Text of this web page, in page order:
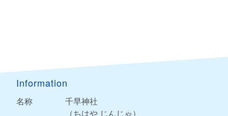
Information
名称
千早神社
（ちはや じんじゃ）